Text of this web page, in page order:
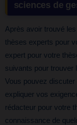
sciences de
Après avoir trouvé
thèses experts pour
expert pour votre
suivants pour trouver
Vous pouvez
expliquer vos
rédacteur pour votre
connaissance de